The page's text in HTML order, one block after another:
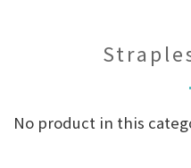
No product in this